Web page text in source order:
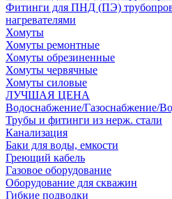
Фитинги для ПНД (ПЭ)
нагревателями
Хомуты
Хомуты ремонтные
Хомуты обрезиненные
Хомуты червячные
Хомуты силовые
ЛУЧШАЯ ЦЕНА
Водоснабжение/Газоснабжение/
Трубы и фитинги из нерж. стали
Канализация
Баки для воды, емкости
Греющий кабель
Газовое оборудование
Оборудование для скважин
Гибкие подводки